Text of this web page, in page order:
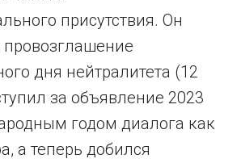
присутствия. Он
дня нейтралитета (12
за объявление 2023
годом диалога как
а теперь добился